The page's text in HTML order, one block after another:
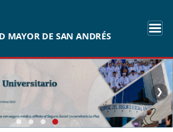
MAYOR DE SAN ANDRÉS
❯